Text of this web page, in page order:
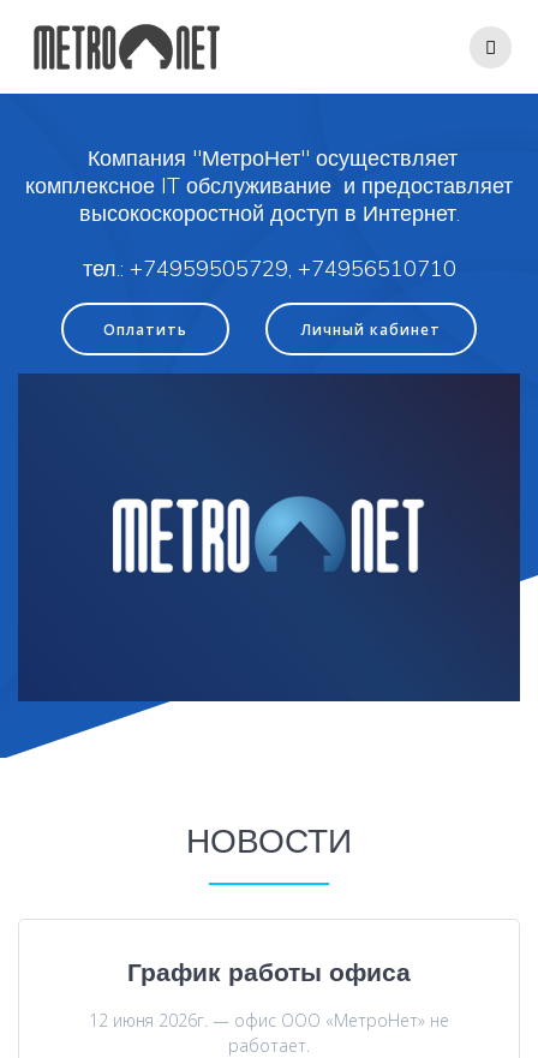
Компания "МетроНет" осуществляет
комплексное IT обслуживание и предоставляет
высокоскоростной доступ в Интернет.
тел.: +74959505729, +74956510710
Оплатить Личный кабинет
НОВОСТИ
График работы офиса
12 июня 2026г. — офис ООО «МетроНет» не
работает.